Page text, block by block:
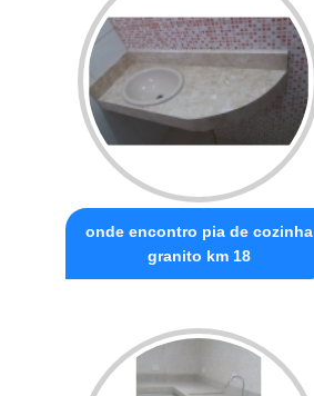
onde encontro pia de cozinha
granito km 18